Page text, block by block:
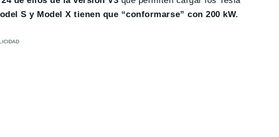
S y Model X tienen que “conformarse” con 200 kW.